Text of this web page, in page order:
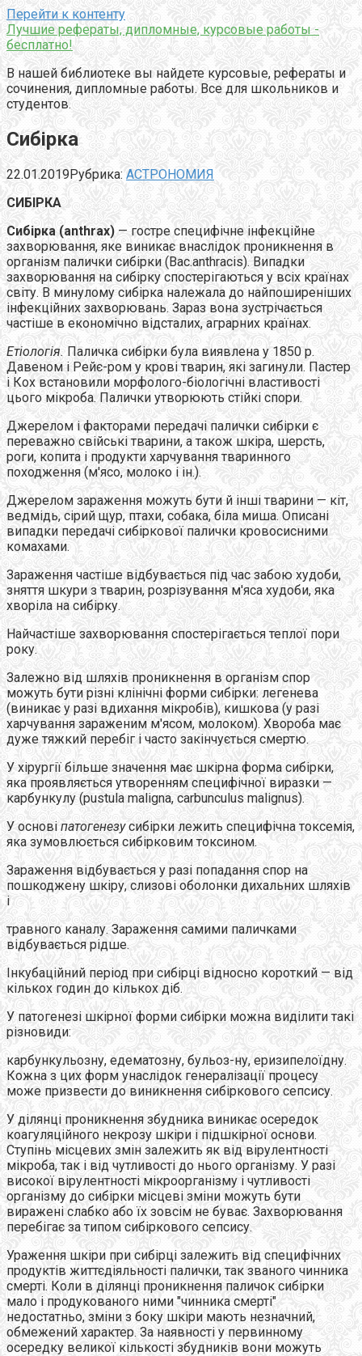
Перейти к контенту
Лучшие рефераты, дипломные, курсовые работы -
бесплатно!
В нашей библиотеке вы найдете курсовые, рефераты и
сочинения, дипломные работы. Все для школьников и
студентов.
Сибірка
22.01.2019Рубрика: АСТРОНОМИЯ
СИБІРКА
Сибірка (anthrax) — гостре специфічне інфекційне
захворювання, яке виникає внаслідок проникнення в
організм палички сибірки (Bac.anthracis). Випадки
захворювання на сибірку спостерігаються у всіх країнах
світу. В минулому сибірка належала до найпоширеніших
інфекційних захворювань. Зараз вона зустрічається
частіше в економічно відсталих, аграрних країнах.
Етіологія. Паличка сибірки була виявлена у 1850 p.
Давеном і Рейє-ром у крові тварин, які загинули. Пастер
і Кох встановили морфолого-біологічні властивості
цього мікроба. Палички утворюють стійкі спори.
Джерелом і факторами передачі палички сибірки є
переважно свійські тварини, а також шкіра, шерсть,
роги, копита і продукти харчування тваринного
походження (м'ясо, молоко і ін.).
Джерелом зараження можуть бути й інші тварини — кіт,
ведмідь, сірий щур, птахи, собака, біла миша. Описані
випадки передачі сибіркової палички кровосисними
комахами.
Зараження частіше відбувається під час забою худоби,
зняття шкури з тварин, розрізування м'яса худоби, яка
хворіла на сибірку.
Найчастіше захворювання спостерігається теплої пори
року.
Залежно від шляхів проникнення в організм спор
можуть бути різні клінічні форми сибірки: легенева
(виникає у разі вдихання мікробів), кишкова (у разі
харчування зараженим м'ясом, молоком). Хвороба має
дуже тяжкий перебіг і часто закінчується смертю.
У хірургії більше значення має шкірна форма сибірки,
яка проявляється утворенням специфічної виразки —
карбункулу (pustula maligna, carbunculus malignus).
У основі патогенезусибірки лежить специфічна токсемія,
яка зумовлюється сибірковим токсином.
Зараження відбувається у разі попадання спор на
пошкоджену шкіру, слизові оболонки дихальних шляхів
і
травного каналу. Зараження самими паличками
відбувається рідше.
Інкубаційний період при сибірці відносно короткий — від
кількох годин до кількох діб.
У патогенезі шкірної форми сибірки можна виділити такі
різновиди:
карбункульозну, едематозну, бульоз-ну, еризипелоїдну.
Кожна з цих форм унаслідок генералізації процесу
може призвести до виникнення сибіркового сепсису.
У ділянці проникнення збудника виникає осередок
коагуляційного некрозу шкіри і підшкірної основи.
Ступінь місцевих змін залежить як від вірулентності
мікроба, так і від чутливості до нього організму. У разі
високої вірулентності мікроорганізму і чутливості
організму до сибірки місцеві зміни можуть бути
виражені слабко або їх зовсім не буває. Захворювання
перебігає за типом сибіркового сепсису.
Ураження шкіри при сибірці залежить від специфічних
продуктів життєдіяльності палички, так званого чинника
смерті. Коли в ділянці проникнення паличок сибірки
мало і продукованого ними "чинника смерті"
недостатньо, зміни з боку шкіри мають незначний,
обмежений характер. За наявності у первинному
осередку великої кількості збудників вони можуть